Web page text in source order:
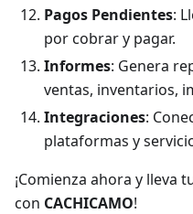
Pagos Pendientes:
por cobrar y pagar.
Informes: Genera
ventas, inventarios,
Integraciones:
plataformas y
¡Comienza ahora y lleva
con CACHICAMO!